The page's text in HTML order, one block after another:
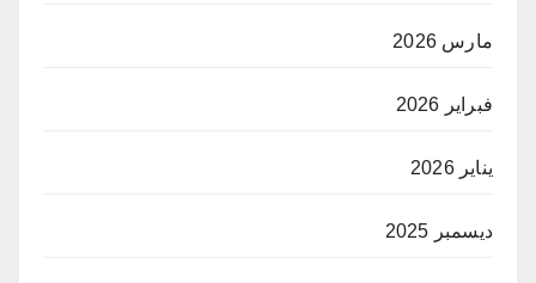
مارس 2026
فبراير 2026
يناير 2026
ديسمبر 2025